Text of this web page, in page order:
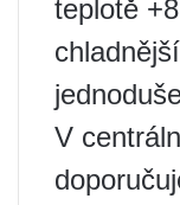
teplotě
V